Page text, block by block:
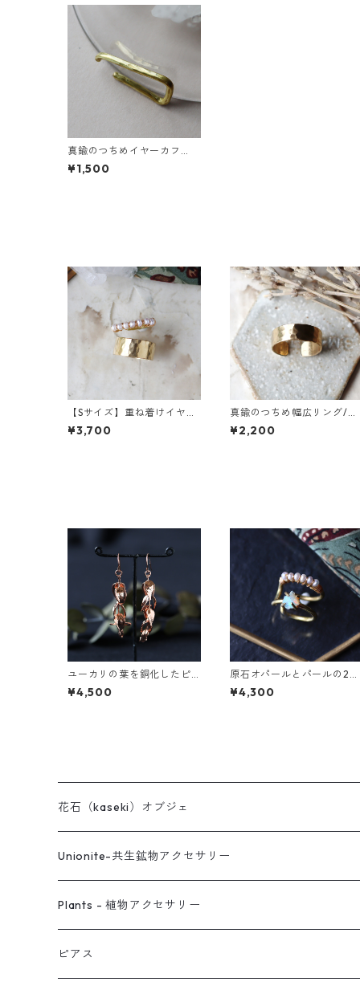
真鍮のつちめイヤーカフ
（インダストリアル風）
¥1,500
【Sサイズ】重ね着けイヤー
カフ ベビーパール・真鍮つ
ちめ
¥3,700
真鍮のつちめ幅広リング/イ
ヤーカフ
¥2,200
ユーカリの葉を銅化したピ
アス
¥4,500
原石オパールとパールの2連
イヤーカフ
¥4,300
花石（kaseki）オブジェ
Unionite-共生鉱物アクセサリー
ピアス
ネックレス
Plants - 植物アクセサリー
ピアス
ピアス